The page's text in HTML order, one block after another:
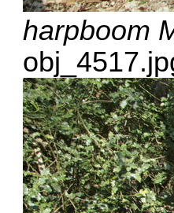
harpboom